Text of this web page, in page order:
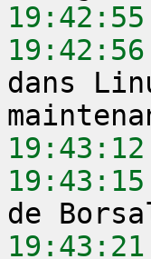
19:42:55
19:42:56
dans
19:43:12
19:43:15
19:43:21